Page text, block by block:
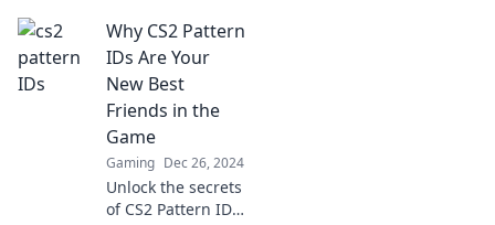
your skins into
must-have
collectibles!
Discover how
inside!
Why CS2 Pattern
IDs Are Your
New Best
Friends in the
Game
Gaming Dec 26, 2024
Unlock the secrets
of CS2 Pattern IDs